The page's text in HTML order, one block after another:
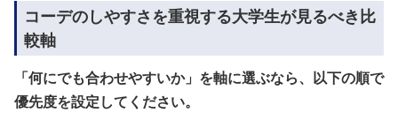
コーデのしやすさを重視する大学生が見るべき比
較軸
「何にでも合わせやすいか」を軸に選ぶなら、以下の順で
優先度を設定してください。